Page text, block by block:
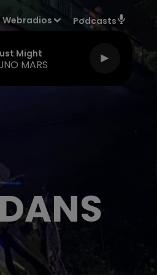
Webradios Podcasts
Might
MARS